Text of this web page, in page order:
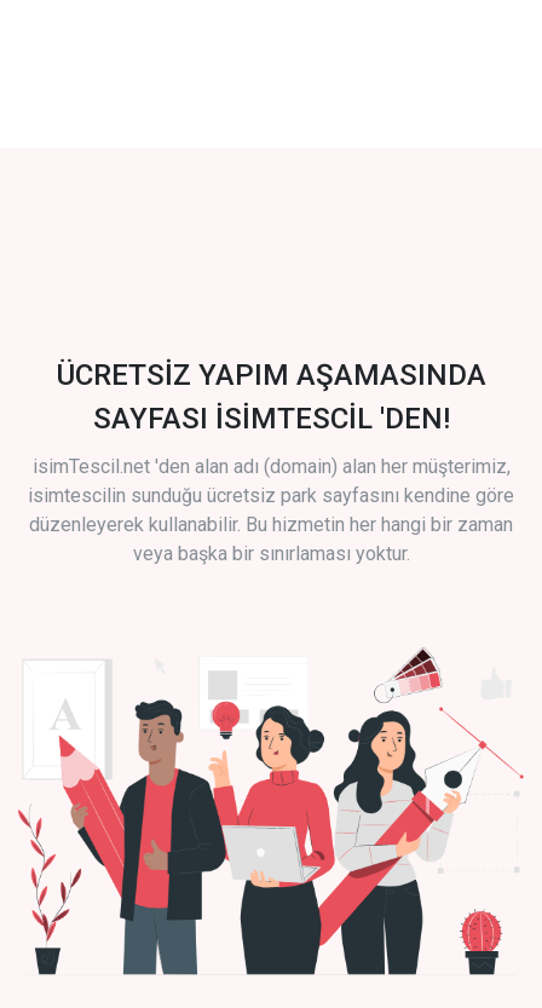
ÜCRETSİZ YAPIM AŞAMASINDA
SAYFASI İSİMTESCİL 'DEN!
isimTescil.net 'den alan adı (domain) alan her müşterimiz,
isimtescilin sunduğu ücretsiz park sayfasını kendine göre
düzenleyerek kullanabilir. Bu hizmetin her hangi bir zaman
veya başka bir sınırlaması yoktur.